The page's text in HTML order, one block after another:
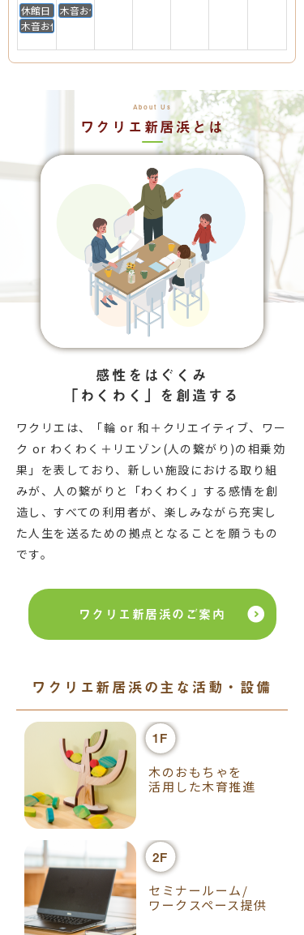
休館日
木音お休み
木音お休み
About Us
ワクリエ新居浜とは
感性をはぐくみ
「わくわく」を創造する
ワクリエは、「輪 or 和＋クリエイティブ、ワー
ク or わくわく＋リエゾン(人の繋がり)の相乗効
果」を表しており、新しい施設における取り組
みが、人の繋がりと「わくわく」する感情を創
造し、すべての利用者が、楽しみながら充実し
た人生を送るための拠点となることを願うもの
です。
ワクリエ新居浜のご案内
ワクリエ新居浜の主な活動・設備
1F
木のおもちゃを
活用した木育推進
2F
セミナールーム/
ワークスペース提供